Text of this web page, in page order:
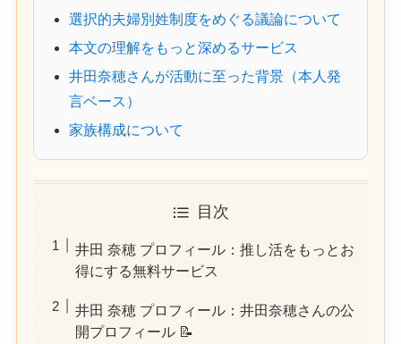
選択的夫婦別姓制度をめぐる議論について
本文の理解をもっと深めるサービス
井田奈穂さんが活動に至った背景（本人発
言ベース）
家族構成について
目次
井田 奈穂 プロフィール：推し活をもっとお
得にする無料サービス
井田 奈穂 プロフィール：井田奈穂さんの公
開プロフィール 📝